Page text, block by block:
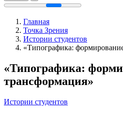
Главная
Точка Зрения
Истории студентов
«Типографика:
«Типографика:
трансформация»
Истории студентов